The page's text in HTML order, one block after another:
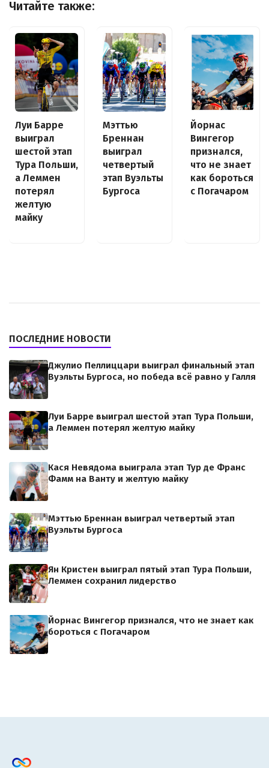
Читайте также:
Луи Барре
выиграл
шестой этап
Тура Польши,
а Леммен
потерял
желтую
майку
Мэттью
Бреннан
выиграл
четвертый
этап Вуэльты
Бургоса
Йорнас
Вингегор
признался,
что не знает
как бороться
с Погачаром
ПОСЛЕДНИЕ НОВОСТИ
Джулио Пеллиццари выиграл финальный этап
Вуэльты Бургоса, но победа всё равно у Галля
Луи Барре выиграл шестой этап Тура Польши,
а Леммен потерял желтую майку
Кася Невядома выиграла этап Тур де Франс
Фамм на Ванту и желтую майку
Мэттью Бреннан выиграл четвертый этап
Вуэльты Бургоса
Ян Кристен выиграл пятый этап Тура Польши,
Леммен сохранил лидерство
Йорнас Вингегор признался, что не знает как
бороться с Погачаром